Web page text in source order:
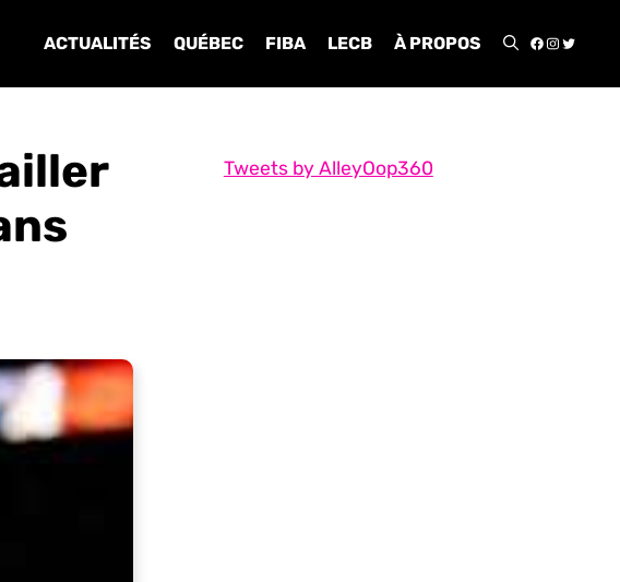
ACTUALITÉS QUÉBEC FIBA LECB À PROPOS
Tweets by AlleyOop360